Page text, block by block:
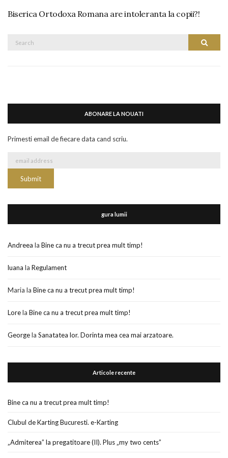
Biserica Ortodoxa Romana are intoleranta la copii?!
Search
ABONARE LA NOUATI
Primesti email de fiecare data cand scriu.
gura lumii
Andreea la Bine ca nu a trecut prea mult timp!
luana la Regulament
Maria la Bine ca nu a trecut prea mult timp!
Lorela Bine ca nu a trecut prea mult timp!
Georgela Sanatatea lor. Dorinta mea cea mai arzatoare.
Articole recente
Bine ca nu a trecut prea mult timp!
Clubul de Karting Bucuresti. e-Karting
„Admiterea” la pregatitoare (II). Plus „my two cents”